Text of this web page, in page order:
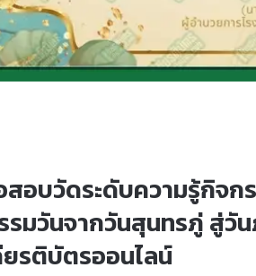
อบวัดระดับความรู้กิจก
รมวันจากวันสุนทรภู่ สู่วั
ยรติบัตรออนไลน์